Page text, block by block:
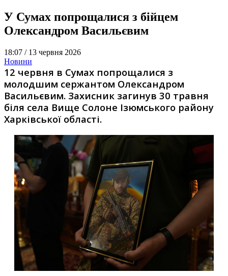
У Сумах попрощалися з бійцем
Олександром Васильєвим
18:07 / 13 червня 2026
Новини
12 червня в Сумах попрощалися з
молодшим сержантом Олександром
Васильєвим. Захисник загинув 30 травня
біля села Вище Солоне Ізюмського району
Харківської області.